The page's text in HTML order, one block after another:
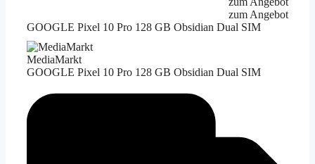
zum Angebot
GOOGLE Pixel 10 Pro 128 GB Obsidian Dual SIM
MediaMarkt
GOOGLE Pixel 10 Pro 128 GB Obsidian Dual SIM